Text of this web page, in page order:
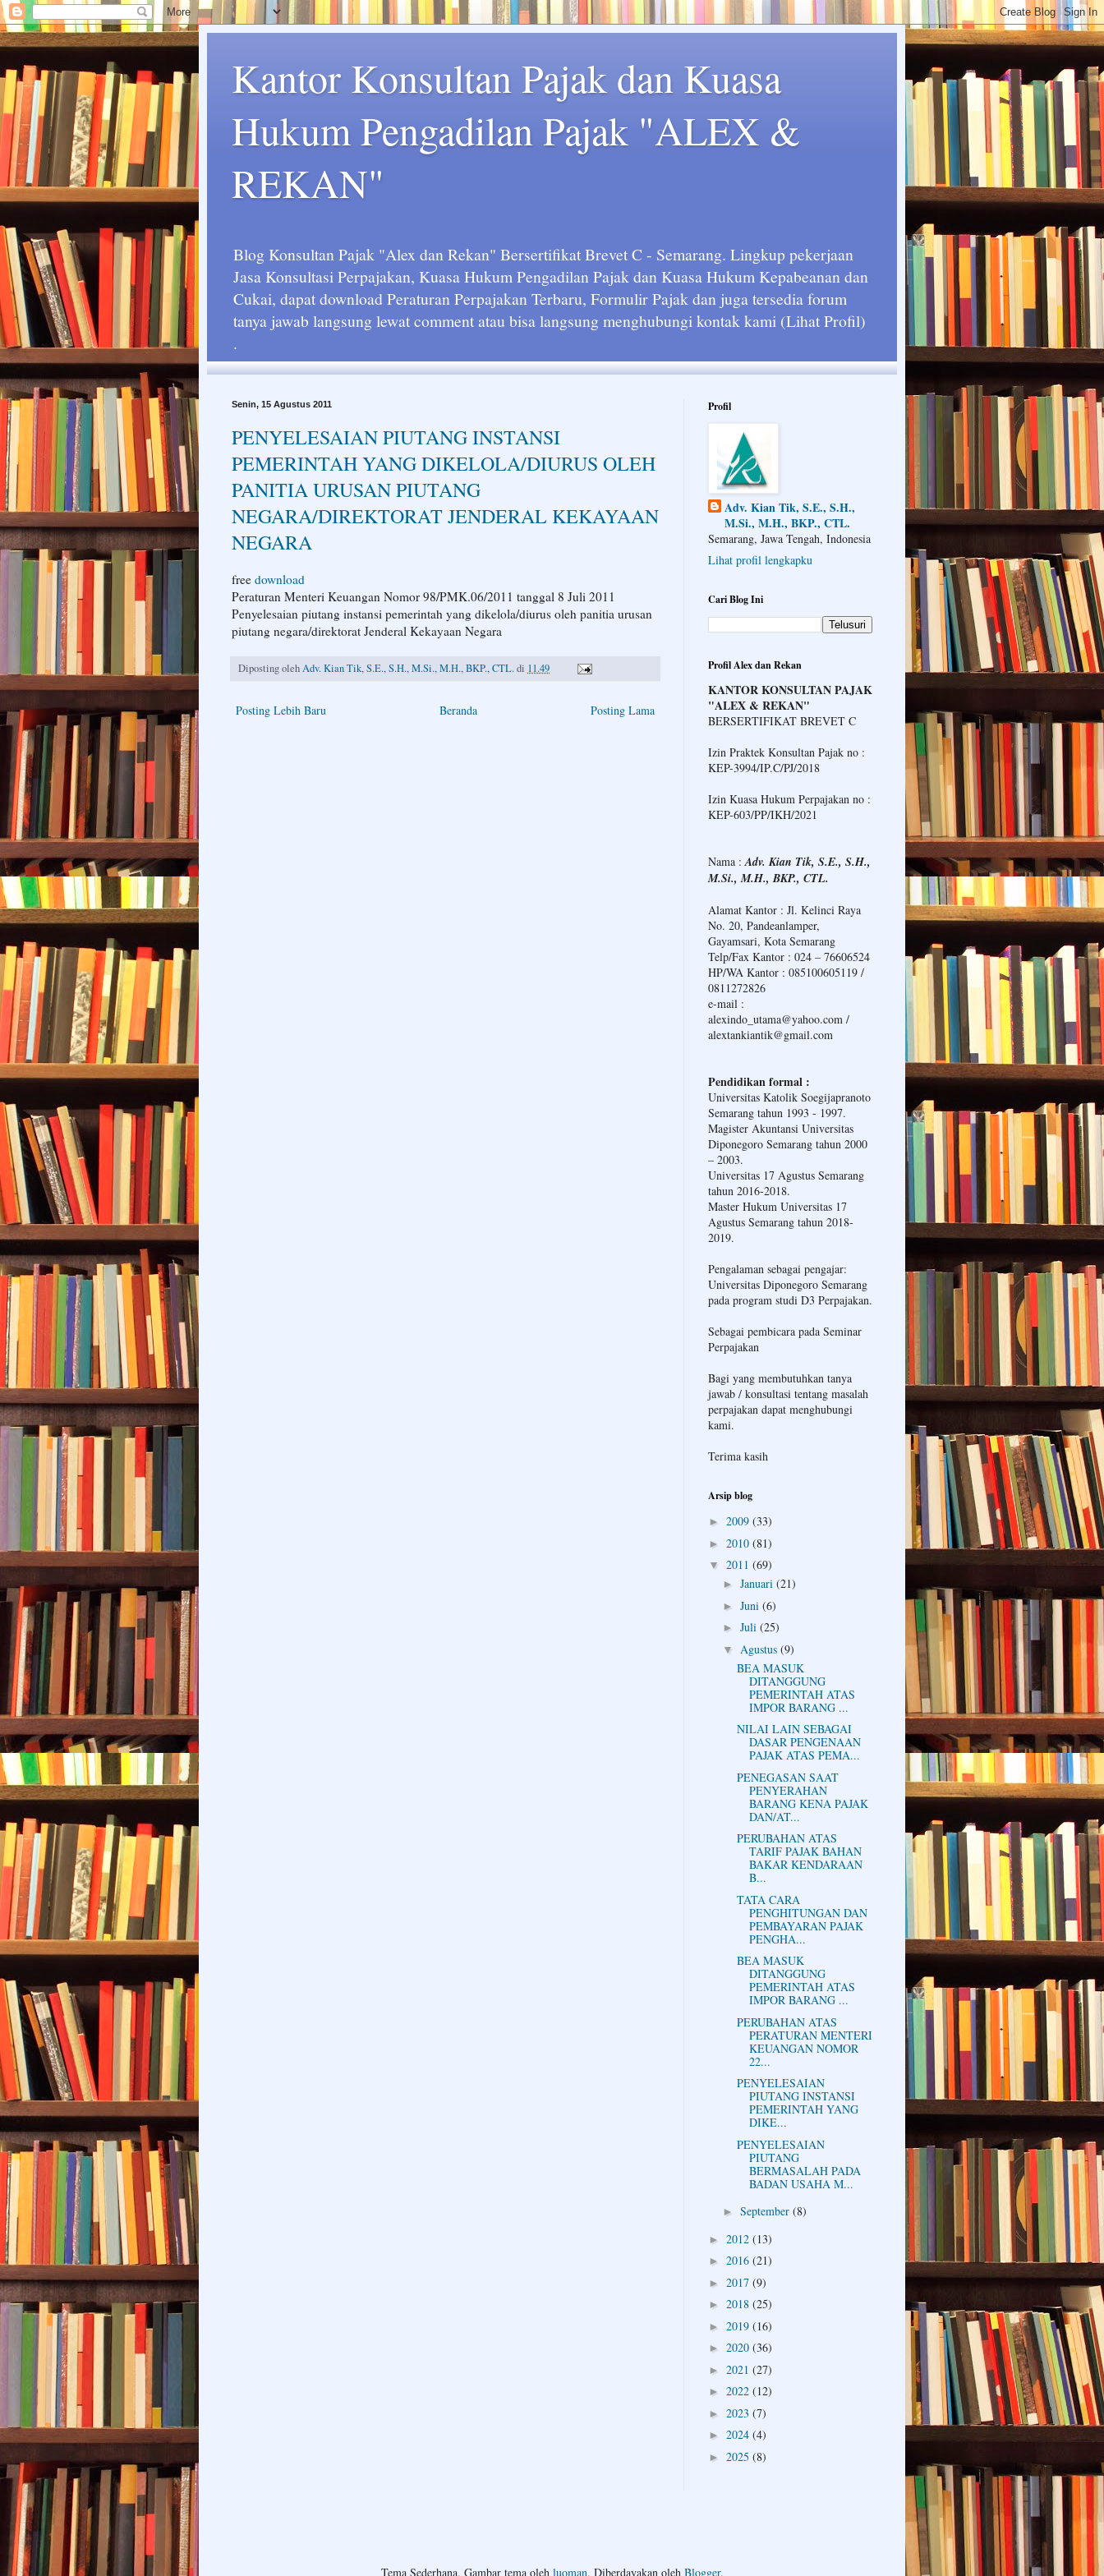
Kantor Konsultan Pajak dan Kuasa
Hukum Pengadilan Pajak "ALEX &
REKAN"
Blog Konsultan Pajak "Alex dan Rekan" Bersertifikat Brevet C - Semarang. Lingkup pekerjaan
Jasa Konsultasi Perpajakan, Kuasa Hukum Pengadilan Pajak dan Kuasa Hukum Kepabeanan dan
Cukai, dapat download Peraturan Perpajakan Terbaru, Formulir Pajak dan juga tersedia forum
tanya jawab langsung lewat comment atau bisa langsung menghubungi kontak kami (Lihat Profil)
.
Senin, 15 Agustus 2011
PENYELESAIAN PIUTANG INSTANSI
PEMERINTAH YANG DIKELOLA/DIURUS OLEH
PANITIA URUSAN PIUTANG
NEGARA/DIREKTORAT JENDERAL KEKAYAAN
NEGARA
free download
Peraturan Menteri Keuangan Nomor 98/PMK.06/2011 tanggal 8 Juli 2011
Penyelesaian piutang instansi pemerintah yang dikelola/diurus oleh panitia urusan
piutang negara/direktorat Jenderal Kekayaan Negara
Diposting olehAdv. Kian Tik, S.E., S.H., M.Si., M.H., BKP., CTL.di 11.49
Posting Lebih Baru Posting Lama
Beranda
Profil
Adv. Kian Tik, S.E., S.H.,
M.Si., M.H., BKP., CTL.
Semarang, Jawa Tengah, Indonesia
Lihat profil lengkapku
Cari Blog Ini
Profil Alex dan Rekan
KANTOR KONSULTAN PAJAK
"ALEX & REKAN"
BERSERTIFIKAT BREVET C
Izin Praktek Konsultan Pajak no :
KEP-3994/IP.C/PJ/2018
Izin Kuasa Hukum Perpajakan no :
KEP-603/PP/IKH/2021
Nama : Adv. Kian Tik, S.E., S.H.,
M.Si., M.H., BKP., CTL.
Alamat Kantor : Jl. Kelinci Raya
No. 20, Pandeanlamper,
Gayamsari, Kota Semarang
Telp/Fax Kantor : 024 – 76606524
HP/WA Kantor : 085100605119 /
0811272826
e-mail :
alexindo_utama@yahoo.com /
alextankiantik@gmail.com
Pendidikan formal :
Universitas Katolik Soegijapranoto
Semarang tahun 1993 - 1997.
Magister Akuntansi Universitas
Diponegoro Semarang tahun 2000
– 2003.
Universitas 17 Agustus Semarang
tahun 2016-2018.
Master Hukum Universitas 17
Agustus Semarang tahun 2018-
2019.
Pengalaman sebagai pengajar:
Universitas Diponegoro Semarang
pada program studi D3 Perpajakan.
Sebagai pembicara pada Seminar
Perpajakan
Bagi yang membutuhkan tanya
jawab / konsultasi tentang masalah
perpajakan dapat menghubungi
kami.
Terima kasih
Arsip blog
► 2009 (33)
► 2010 (81)
▼ 2011 (69)
► Januari (21)
► Juni (6)
► Juli (25)
▼ Agustus (9)
BEA MASUK
DITANGGUNG
PEMERINTAH ATAS
IMPOR BARANG ...
NILAI LAIN SEBAGAI
DASAR PENGENAAN
PAJAK ATAS PEMA...
PENEGASAN SAAT
PENYERAHAN
BARANG KENA PAJAK
DAN/AT...
PERUBAHAN ATAS
TARIF PAJAK BAHAN
BAKAR KENDARAAN
B...
TATA CARA
PENGHITUNGAN DAN
PEMBAYARAN PAJAK
PENGHA...
BEA MASUK
DITANGGUNG
PEMERINTAH ATAS
IMPOR BARANG ...
PERUBAHAN ATAS
PERATURAN MENTERI
KEUANGAN NOMOR
22...
PENYELESAIAN
PIUTANG INSTANSI
PEMERINTAH YANG
DIKE...
PENYELESAIAN
PIUTANG
BERMASALAH PADA
BADAN USAHA M...
► September (8)
► 2012 (13)
► 2016 (21)
► 2017 (9)
► 2018 (25)
► 2019 (16)
► 2020 (36)
► 2021 (27)
► 2022 (12)
► 2023 (7)
► 2024 (4)
► 2025 (8)
Tema Sederhana. Gambar tema oleh luoman. Diberdayakan oleh Blogger.